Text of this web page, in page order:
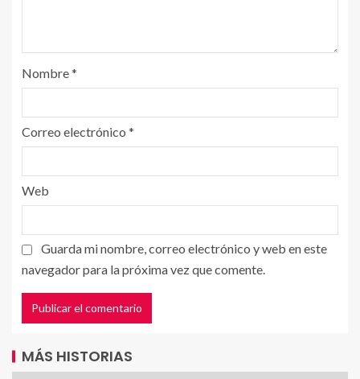
Nombre*
Correo electrónico *
Web
Guarda mi nombre, correo electrónico y web en este
navegador para la próxima vez que comente.
MÁS HISTORIAS